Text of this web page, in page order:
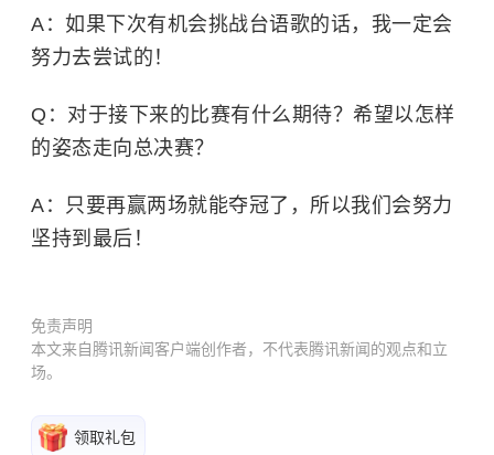
A：如果下次有机会挑战台语歌的话，我一定会
努力去尝试的！
Q：对于接下来的比赛有什么期待？希望以怎样
的姿态走向总决赛？
A：只要再赢两场就能夺冠了，所以我们会努力
坚持到最后！
免责声明
本文来自腾讯新闻客户端创作者，不代表腾讯新闻的观点和立
场。
领取礼包